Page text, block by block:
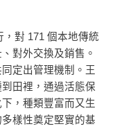
對 171 個本地傳統
對外交換及銷售。
定出管理機制。王
田裡，通過活態保
，種類豐富而又生
樣性奠定堅實的基